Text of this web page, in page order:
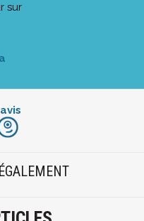
sur